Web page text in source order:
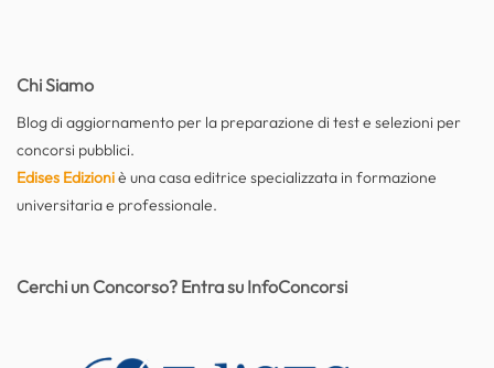
Chi Siamo
Blog di aggiornamento per la preparazione di test e selezioni per
concorsi pubblici.
Edises Edizioniè una casa editrice specializzata in formazione
universitaria e professionale.
Cerchi un Concorso? Entra su InfoConcorsi